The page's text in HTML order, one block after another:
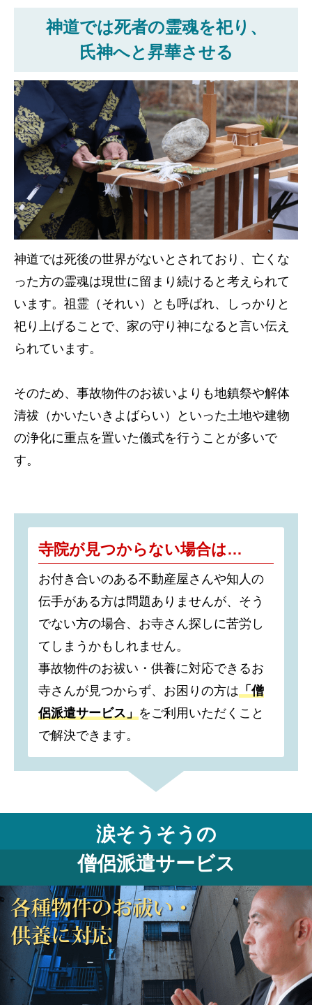
神道では死者の霊魂を祀り、
氏神へと昇華させる
神道では死後の世界がないとされており、亡くな
った方の霊魂は現世に留まり続けると考えられて
います。祖霊（それい）とも呼ばれ、しっかりと
祀り上げることで、家の守り神になると言い伝え
られています。
そのため、事故物件のお祓いよりも地鎮祭や解体
清祓（かいたいきよばらい）といった土地や建物
の浄化に重点を置いた儀式を行うことが多いで
す。
寺院が見つからない場合は…
お付き合いのある不動産屋さんや知人の
伝手がある方は問題ありませんが、そう
でない方の場合、お寺さん探しに苦労し
てしまうかもしれません。
事故物件のお祓い・供養に対応できるお
寺さんが見つからず、お困りの方は「僧
侶派遣サービス」をご利用いただくこと
で解決できます。
涙そうそうの
僧侶派遣サービス